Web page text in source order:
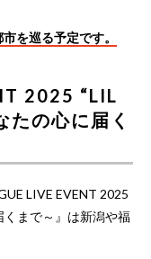
を巡る予定です。
2025 “LIL
の心に届く
LIVE EVENT 2025
くまで～』は新潟や福